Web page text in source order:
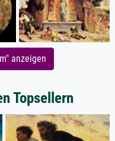
anzeigen
Topsellern